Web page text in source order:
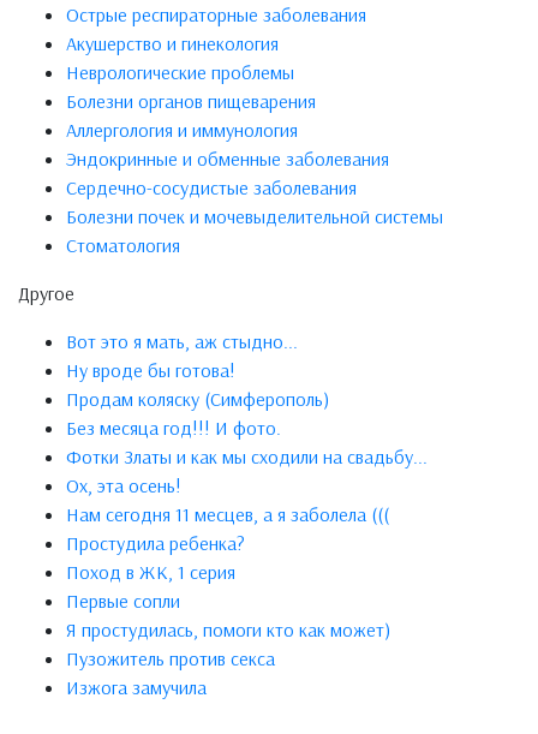
Острые респираторные заболевания
Акушерство и гинекология
Неврологические проблемы
Болезни органов пищеварения
Аллергология и иммунология
Эндокринные и обменные заболевания
Сердечно-сосудистые заболевания
Болезни почек и мочевыделительной системы
Стоматология
Другое
Вот это я мать, аж стыдно...
Ну вроде бы готова!
Продам коляску (Симферополь)
Без месяца год!!! И фото.
Фотки Златы и как мы сходили на свадьбу...
Ох, эта осень!
Нам сегодня 11 месцев, а я заболела (((
Простудила ребенка?
Поход в ЖК, 1 серия
Первые сопли
Я простудилась, помоги кто как может)
Пузожитель против секса
Изжога замучила